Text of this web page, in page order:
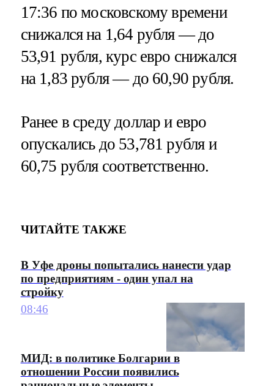
17:36 по московскому времени
снижался на 1,64 рубля — до
53,91 рубля, курс евро снижался
на 1,83 рубля — до 60,90 рубля.
Ранее в среду доллар и евро
опускались до 53,781 рубля и
60,75 рубля соответственно.
ЧИТАЙТЕ ТАКЖЕ
В Уфе дроны попытались нанести удар
по предприятиям - один упал на
стройку
08:46
МИД: в политике Болгарии в
отношении России появились